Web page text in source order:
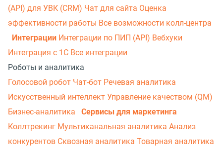
(API) для УВК (CRM) Чат для сайта Оценка
эффективности работы Все возможности колл-центра
Интеграции Интеграции по ПИП (API) Вебхуки
Интеграция с 1С Все интеграции
Роботы и аналитика
Голосовой робот Чат-бот Речевая аналитика
Искусственный интеллект Управление качеством (QM)
Бизнес-аналитика
Сервисы для маркетинга
Коллтрекинг Мультиканальная аналитика Анализ
конкурентов Сквозная аналитика Товарная аналитика